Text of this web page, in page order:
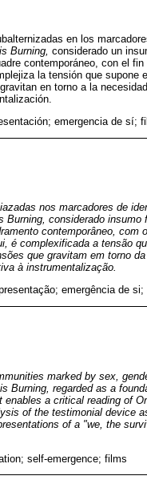
en los
Burning, considerado un
contemporáneo, con el
la tensión que supone
en torno a la
emergencia de sí;
nos marcadores de
considerado insumo
contemporâneo, com
é complexificada a tensão
que gravitam em torno
à instrumentalização.
emergência de si;
marked by sex,
Burning, regarded as a
a critical reading of
of the testimonial device
of a "we, the
self-emergence; films